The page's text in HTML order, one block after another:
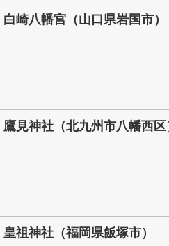
白崎八幡宮（山口県岩国市）
鷹見神社（北九州市八幡西区
皇祖神社（福岡県飯塚市）